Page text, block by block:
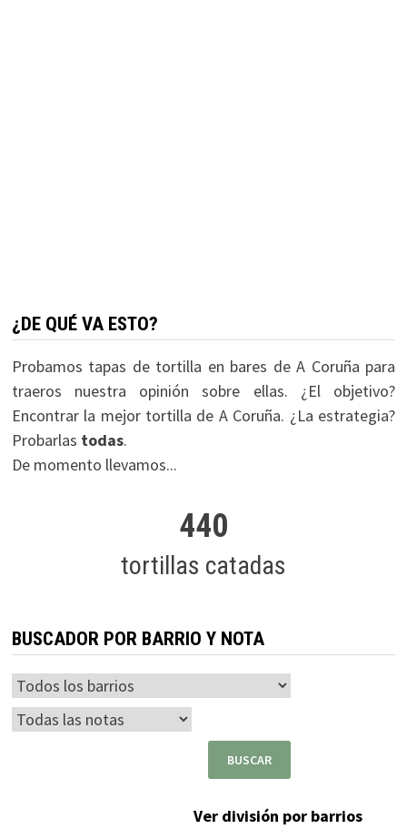
¿DE QUÉ VA ESTO?
Probamos tapas de tortilla en bares de A Coruña para
traeros nuestra opinión sobre ellas. ¿El objetivo?
Encontrar la mejor tortilla de A Coruña. ¿La estrategia?
Probarlas todas.
De momento llevamos...
440
tortillas catadas
BUSCADOR POR BARRIO Y NOTA
Ver división por barrios